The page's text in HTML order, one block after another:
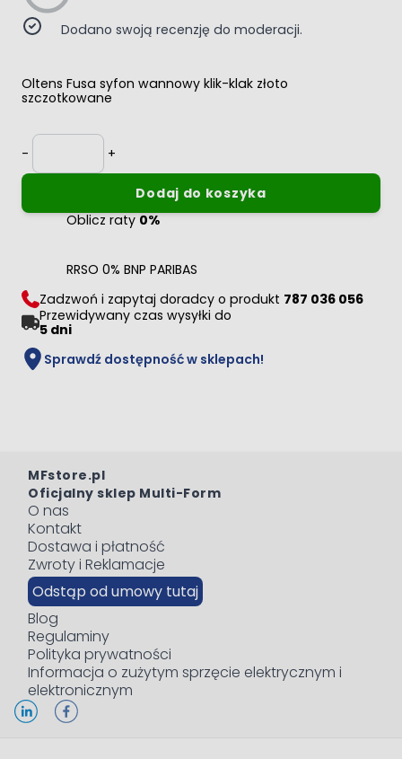
Dodano swoją recenzję do moderacji.
Oltens Fusa syfon wannowy klik-klak złoto
szczotkowane
-
Ilość
+
Dodaj do koszyka
Oblicz raty0%
RRSO 0% BNP PARIBAS
Zadzwoń i zapytaj doradcy o produkt 787 036 056
Przewidywany czas wysyłki do
5 dni
Sprawdź dostępność w sklepach!
MFstore.pl
Oficjalny sklep Multi-Form
O nas
Kontakt
Dostawa i płatność
Zwroty i Reklamacje
Odstąp od umowy tutaj
Blog
Regulaminy
Polityka prywatności
Informacja o zużytym sprzęcie elektrycznym i
elektronicznym